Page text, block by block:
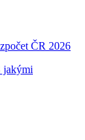
ČR 2026
jakými